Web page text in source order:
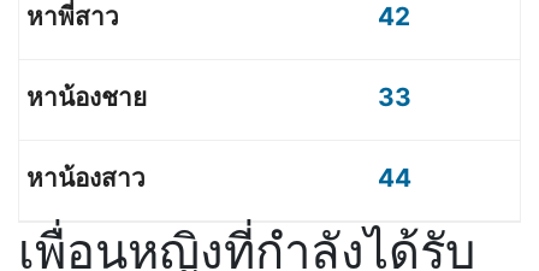
42
33
44
เพื่อนหญิงที่กำลังได้รับ